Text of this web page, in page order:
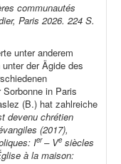
communautés
Paris 2026. 224 S.
unter anderem
der Ägide des
in Paris
(B.) hat zahlreiche
devenu chrétien
(2017),
Ier– Ve siècles
à la maison: